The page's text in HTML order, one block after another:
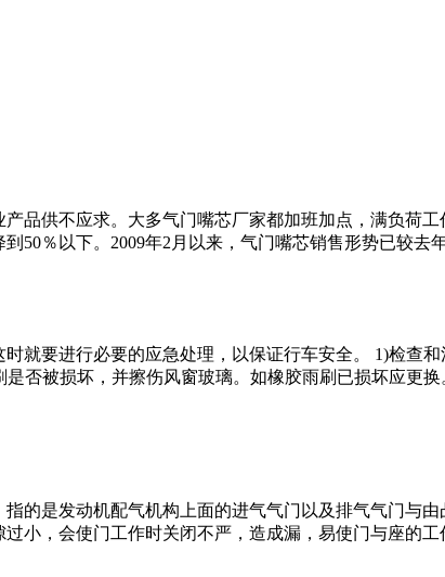
品供不应求。大多气门嘴芯厂家都加班加点，满负荷
50％以下。2009年2月以来，气门嘴芯销售形势已较去
就要进行必要的应急处理，以保证行车安全。 1)检查
否被损坏，并擦伤风窗玻璃。如橡胶雨刷已损坏应更
的是发动机配气机构上面的进气气门以及排气气门
小，会使门工作时关闭不严，造成漏，易使门与座的